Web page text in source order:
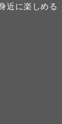
近に楽しめる